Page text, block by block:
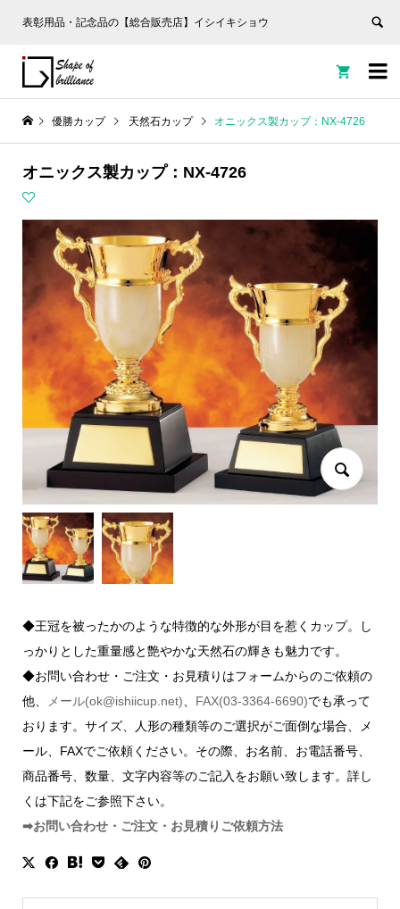
表彰用品・記念品の【総合販売店】イシイキショウ


優勝カップ 天然石カップ オニックス製カップ：NX-4726
オニックス製カップ：NX-4726
◆王冠を被ったかのような特徴的な外形が目を惹くカップ。し
っかりとした重量感と艶やかな天然石の輝きも魅力です。
◆お問い合わせ・ご注文・お見積りはフォームからのご依頼の
他、
メール(ok@ishiicup.net) FAX(03-3364-6690)でも承って
おります。サイズ、人形の種類等のご選択がご面倒な場合、メ
ール、FAXでご依頼ください。その際、お名前、お電話番号、
商品番号、数量、文字内容等のご記入をお願い致します。詳し
くは下記をご参照下さい。
➡お問い合わせ・ご注文・お見積りご依頼方法